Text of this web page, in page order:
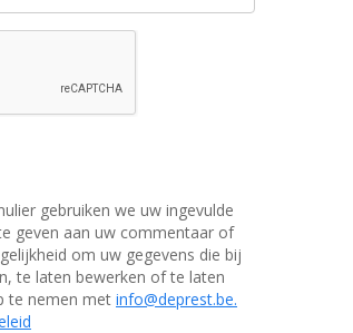
gebruiken we uw ingevulde
geven aan uw commentaar of
om uw gegevens die bij
te laten bewerken of te laten
te nemen met info@deprest.be.